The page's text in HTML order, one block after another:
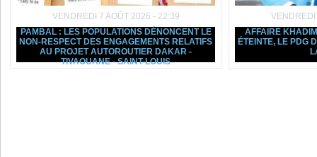
VENDREDI 7 AOÛT 2026 - 22:39
PAMBAL : LES POPULATIONS DÉNONCENT LE
NON-RESPECT DES ENGAGEMENTS RELATIFS
AU PROJET AUTOROUTIER DAKAR -
TIVAOUANE - SAINT-LOUIS
AFFAIRE
ÉTEINTE, LE PDG